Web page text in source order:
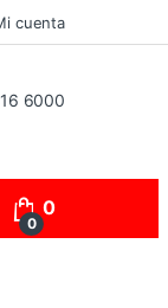
cuenta
6000
0
0